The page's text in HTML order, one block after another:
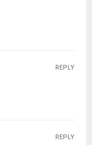
REPLY
REPLY